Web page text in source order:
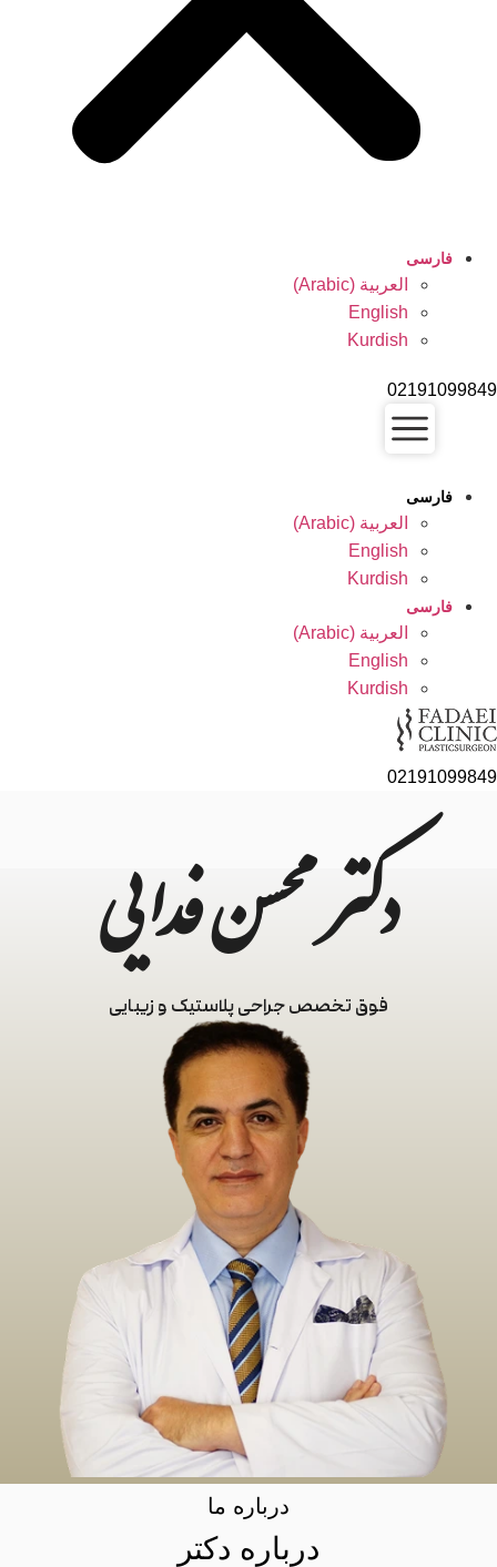
فارسی
العربية (
Arabic
)
English
Kurdish
فارسی
العربية (
Arabic
)
English
Kurdish
فارسی
العربية (
Arabic
)
English
Kurdish
دکتر محسن فدایی
فوق تخصص جراحی پلاستیک و زیبایی
درباره ما
درباره دکتر